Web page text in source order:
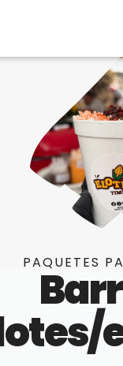
PAQUETES